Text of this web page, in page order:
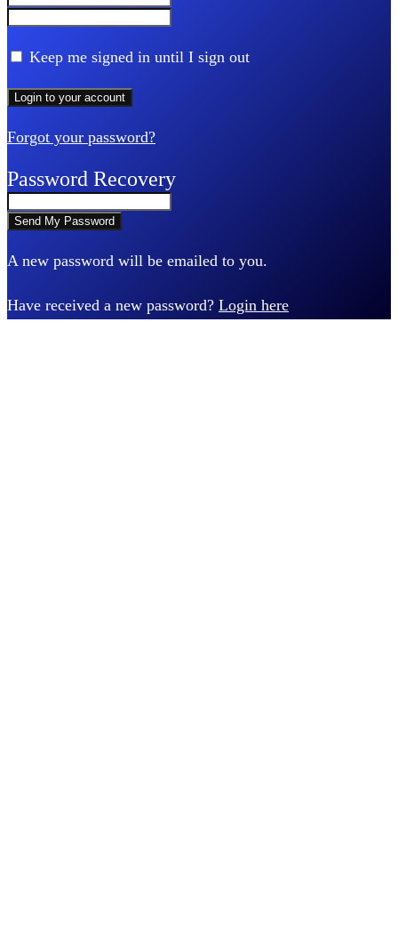
Keep me signed in until I sign out
Forgot your password?
Password Recovery
A new password will be emailed to you.
Have received a new password? Login here